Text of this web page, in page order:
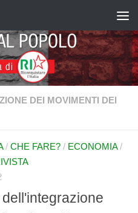
DEI MOVIMENTI DEI
/ CHE FARE? / ECONOMIA/